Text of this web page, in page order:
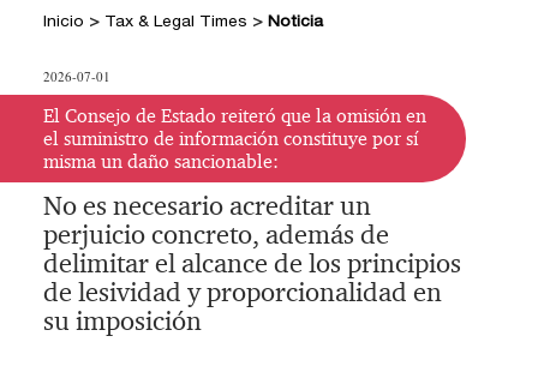
Estatuto Contable
Anteriores
2023
2022
2021
2020
2019
2018
activación
Instructivo
consulta App
Instructivo
consulta Web
Personas naturales, Tributación
Impuestos Territoriales, Litigios,
Regimen SIMPLE
Derecho corporativo, Comercio exterior,
Fusiones y adquisiciones
Impuesto sobre la renta, impuesto al
patrimonio y precios de la transferencia
IVA, Impuesto nacional al consumo GMF
y otros tributos
Servicios tributarios
PwC Colombia
Inicio > Tax & Legal Times > Noticia
2026-07-01
El Consejo de Estado reiteró que la omisión en
el suministro de información constituye por sí
misma un daño sancionable:
No es necesario acreditar un
perjuicio concreto, además de
delimitar el alcance de los principios
de lesividad y proporcionalidad en
su imposición